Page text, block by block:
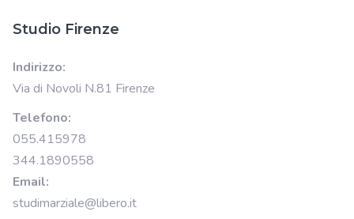
Studio Firenze
Indirizzo:
Via di Novoli N.81 Firenze
Telefono:
055.415978
344.1890558
Email:
studimarziale@libero.it